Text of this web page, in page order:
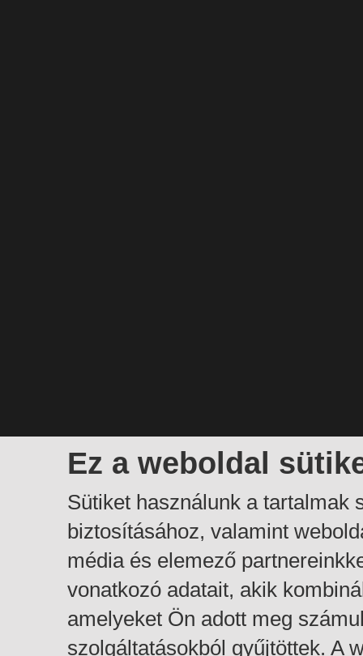
Ez a weboldal
Sütiket használunk a tartalmak
biztosításához, valamint
média és elemező
vonatkozó adatait, akik
amelyeket Ön adott meg
szolgáltatásokból gyűjtöttek. A